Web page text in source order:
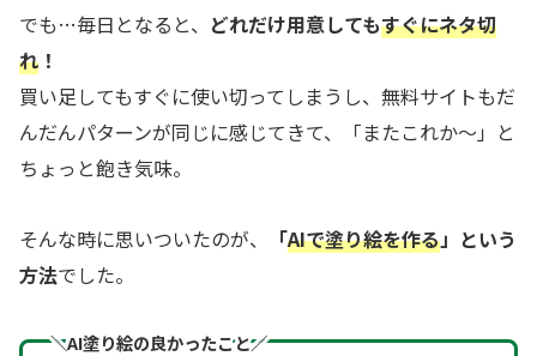
でも…毎日となると、 どれだけ用意してもすぐにネタ切
れ ！
買い足してもすぐに使い切ってしまうし、無料サイトもだ
んだんパターンが同じに感じてきて、「またこれか〜」と
ちょっと飽き気味。
そんな時に思いついたのが、 「AIで塗り絵を作る」という
方法でした。
＼AI塗り絵の良かったこと／